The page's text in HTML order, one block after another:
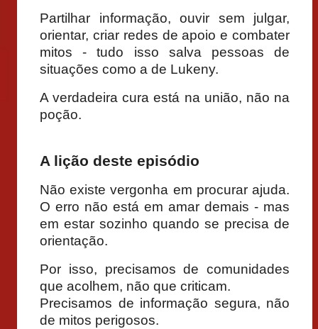
Partilhar informação, ouvir sem julgar,
orientar, criar redes de apoio e combater
mitos - tudo isso salva pessoas de
situações como a de Lukeny.
A verdadeira cura está na união, não na
poção.
A lição deste episódio
Não existe vergonha em procurar ajuda.
O erro não está em amar demais - mas
em estar sozinho quando se precisa de
orientação.
Por isso, precisamos de comunidades
que acolhem, não que criticam.
Precisamos de informação segura, não
de mitos perigosos.